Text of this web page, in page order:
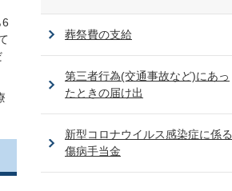
葬祭費の支給
第三者行為(交通事故など)にあっ
たときの届け出
新型コロナウイルス感染症に係る
傷病手当金